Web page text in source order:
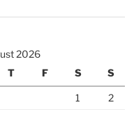
2026
T F S S
1
2